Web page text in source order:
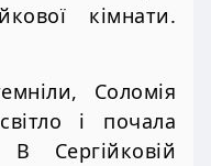
кімнати.
Соломія
і почала
Сергійковій